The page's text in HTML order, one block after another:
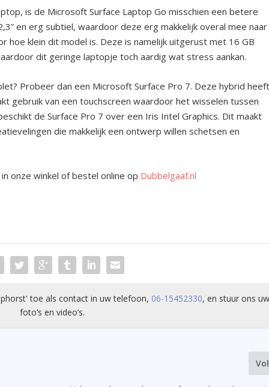
is de Microsoft Surface Laptop Go misschien een betere
en erg subtiel, waardoor deze erg makkelijk overal mee naar
hoe klein dit model is. Deze is namelijk uitgerust met 16 GB
dit geringe laptopje toch aardig wat stress aankan.
Probeer dan een Microsoft Surface Pro 7. Deze hybrid
gebruik van een touchscreen waardoor het wisselen tussen
de Surface Pro 7 over een Iris Intel Graphics. Dit maakt
die makkelijk een ontwerp willen schetsen en
onze winkel of bestel online op Dubbelgaaf.nl
toe als contact in uw telefoon, 06-15452330, en stuur ons
foto’s en video’s.